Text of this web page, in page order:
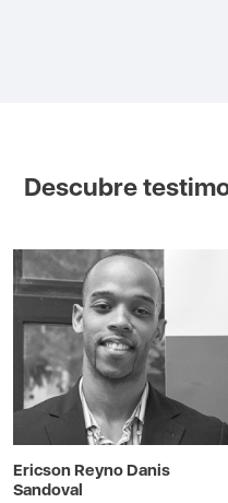
Descubre
Ericson Reyno Danis
Sandoval